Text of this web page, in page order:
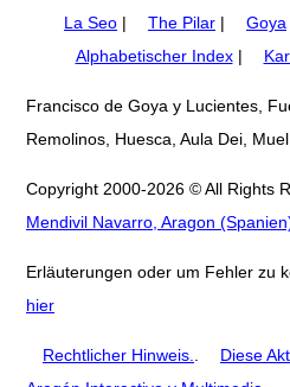
La Seo | The Pilar | Goya
Alphabetischer Index|
Francisco de Goya y Lucientes,
Remolinos, Huesca, Aula Dei,
Copyright 2000-2026 © All Rights
Mendivil Navarro, Aragon
Erläuterungen oder um Fehler zu
hier
Rechtlicher Hinweis.
Diese